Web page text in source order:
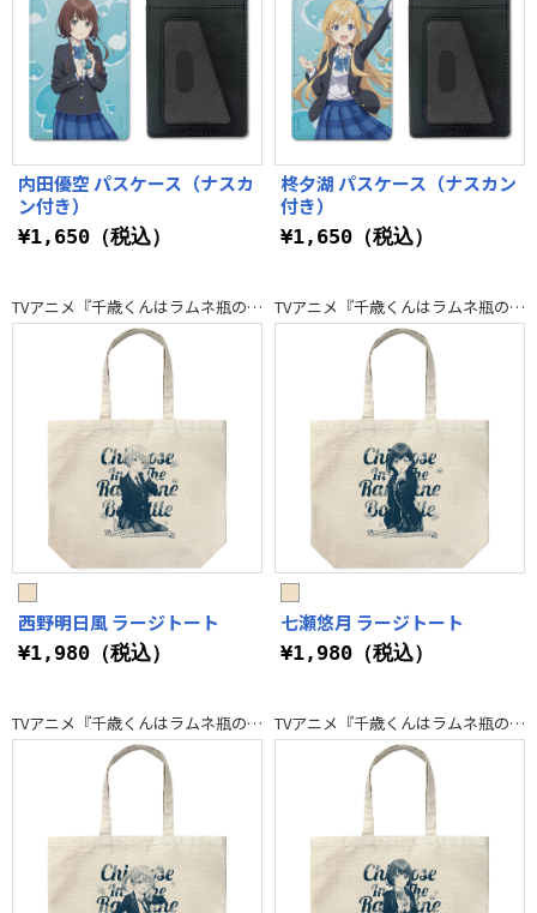
内田優空 パスケース（ナスカ
ン付き）
¥1,650（税込）
柊夕湖 パスケース（ナスカン
付き）
¥1,650（税込）
TVアニメ『千歳くんはラムネ瓶のなか』
西野明日風 ラージトート
¥1,980（税込）
TVアニメ『千歳くんはラムネ瓶のなか』
七瀬悠月 ラージトート
¥1,980（税込）
TVアニメ『千歳くんはラムネ瓶のなか』 TVアニメ『千歳くんはラムネ瓶のなか』